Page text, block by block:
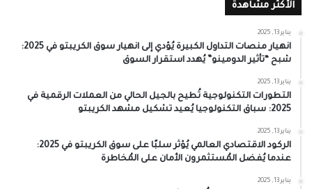
الأكثر مشاهدة
يناير 13, 2025
انهيار منصات التداول الكبيرة يُؤدي إلى انهيار سوق الكريبتو في 2025:
شبح “تأثير الدومينو” يُهدد استقرار السوق
يناير 13, 2025
التطورات التكنولوجية تُطيح بالجيل الحالي من العملات الرقمية في
2025: سباق التكنولوجيا يُعيد تشكيل مشهد الكريبتو
يناير 13, 2025
الركود الاقتصادي العالمي يُؤثر سلبًا على سوق الكريبتو في 2025:
عندما يُفضل المُستثمرون الأمان على المُخاطرة
يناير 13, 2025